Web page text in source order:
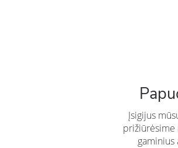
Įsigijus
prižiūrėsime